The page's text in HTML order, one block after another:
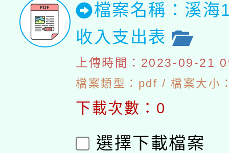
檔案名稱：溪海
收入支出表
上傳時間：2023-09-21
檔案類型：pdf / 檔案大小
下載次數：0
選擇下載檔案